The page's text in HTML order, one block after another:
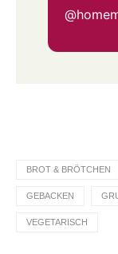
BROT & BRÖTCHEN
GEBACKEN
VEGETARISCH